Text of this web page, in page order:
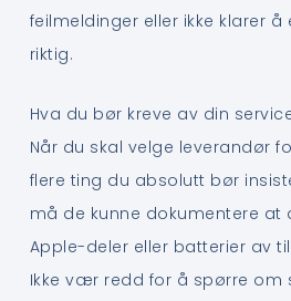
feilmeldinger eller ikke klarer
riktig.
Hva du bør kreve av din
Når du skal velge leverandør
flere ting du absolutt bør
må de kunne dokumentere at
Apple-deler eller batterier av
Ikke vær redd for å spørre om